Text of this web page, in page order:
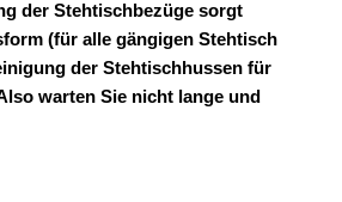
der Stehtischbezüge sorgt
(für alle gängigen Stehtisch
der Stehtischhussen für
warten Sie nicht lange und